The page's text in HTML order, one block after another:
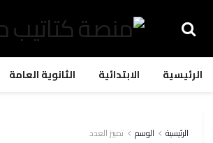
الرئيسية الابتدائية الثانوية العامة
الرئيسية الوسم تمييز العدد